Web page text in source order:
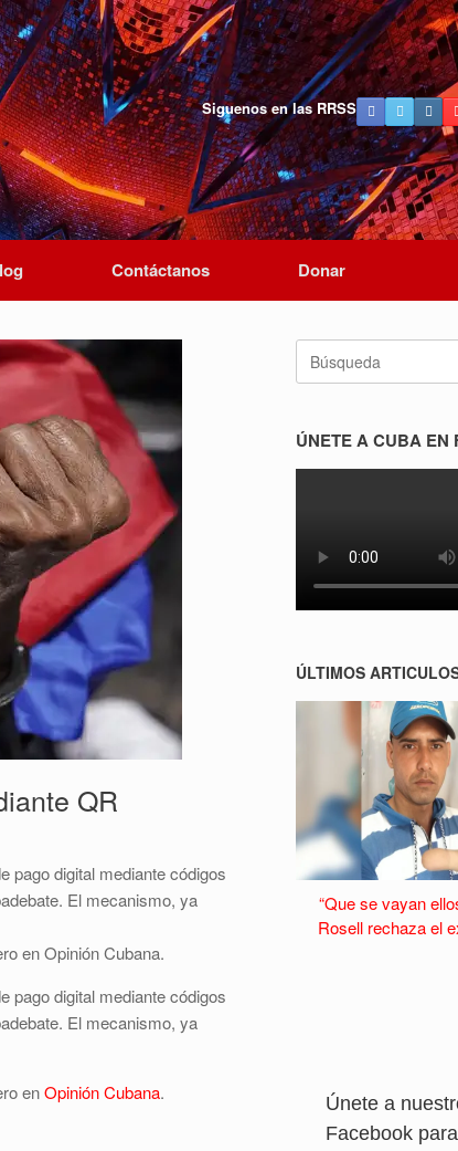
Siguenos en las RRSS
Contáctanos Donar
QR
pago digital mediante códigos
El mecanismo, ya
en Opinión Cubana.
pago digital mediante códigos
El mecanismo, ya
enOpinión Cubana.
ÚNETE A CUBA EN
ÚLTIMOS
“Que se vayan
Rosell rechaza el
Únete a
Facebook